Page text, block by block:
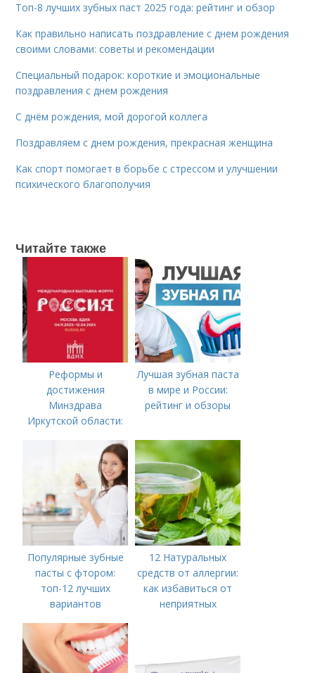
Топ-8 лучших зубных паст 2025 года: рейтинг и обзор
Как правильно написать поздравление с днем рождения
своими словами: советы и рекомендации
Специальный подарок: короткие и эмоциональные
поздравления с днем рождения
С днём рождения, мой дорогой коллега
Поздравляем с днем рождения, прекрасная женщина
Как спорт помогает в борьбе с стрессом и улучшении
психического благополучия
Читайте также
Реформы и
достижения
Минздрава
Иркутской области:
перспективы
Лучшая зубная паста
в мире и России:
рейтинг и обзоры
Популярные зубные
пасты с фтором:
топ-12 лучших
вариантов
12 Натуральных
средств от аллергии:
как избавиться от
неприятных